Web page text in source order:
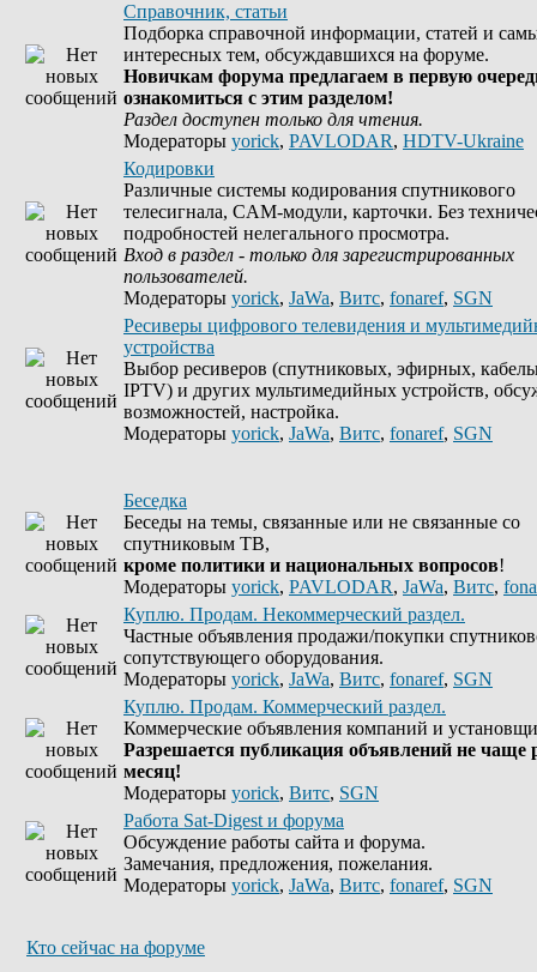
Справочник, статьи
Подборка справочной информации, статей и
интересных тем, обсуждавшихся на форуме.
Новичкам форума предлагаем в первую
ознакомиться с этим разделом!
Раздел доступен только для чтения.
Модераторы yorick, PAVLODAR, HDTV-Ukraine
Кодировки
Различные системы кодирования спутникового
телесигнала, CAM-модули, карточки. Без
подробностей нелегального просмотра.
Вход в раздел - только для зарегистрированных
пользователей.
Модераторы yorick, JaWa, Витс, fonaref, SGN
Ресиверы цифрового телевидения и
устройства
Выбор ресиверов (спутниковых, эфирных,
IPTV) и других мультимедийных устройств,
возможностей, настройка.
Модераторы yorick, JaWa, Витс, fonaref, SGN
Беседка
Беседы на темы, связанные или не связанные со
спутниковым ТВ,
кроме политики и национальных вопросов!
Модераторы yorick, PAVLODAR, JaWa, Витс,
Куплю. Продам. Некоммерческий раздел.
Частные объявления продажи/покупки
сопутствующего оборудования.
Модераторы yorick, JaWa, Витс, fonaref, SGN
Куплю. Продам. Коммерческий раздел.
Коммерческие объявления компаний и
Разрешается публикация объявлений не чаще
месяц!
Модераторы yorick, Витс, SGN
Работа Sat-Digest и форума
Обсуждение работы сайта и форума.
Замечания, предложения, пожелания.
Модераторы yorick, JaWa, Витс, fonaref, SGN
Кто сейчас на форуме